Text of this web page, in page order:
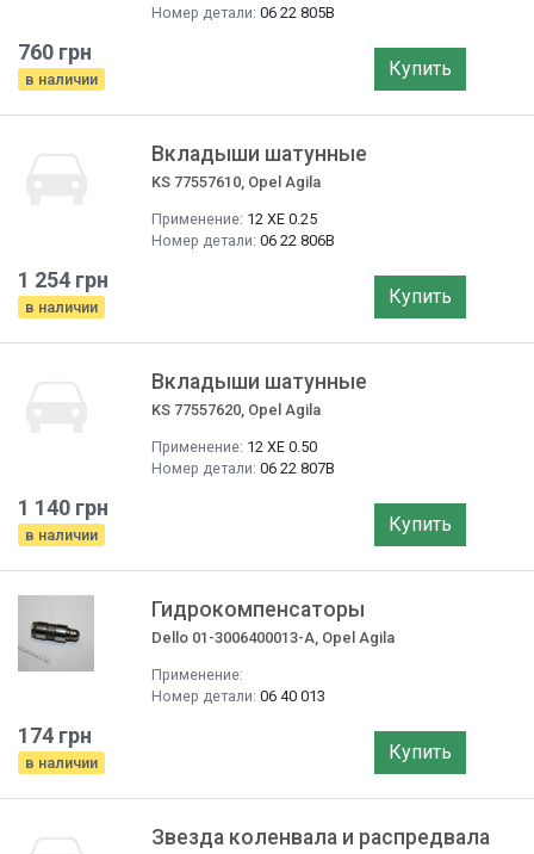
Номер детали: 06 22 805B
760 грн
в наличии Купить
Вкладыши шатунные
KS 77557610, Opel Agila
Применение: 12 XE 0.25
Номер детали: 06 22 806B
1 254 грн
в наличии Купить
Вкладыши шатунные
KS 77557620, Opel Agila
Применение: 12 XE 0.50
Номер детали: 06 22 807B
1 140 грн
в наличии Купить
Гидрокомпенсаторы
Dello 01-3006400013-A, Opel Agila
Применение:
Номер детали: 06 40 013
174 грн
в наличии Купить
Звезда коленвала и распредвала